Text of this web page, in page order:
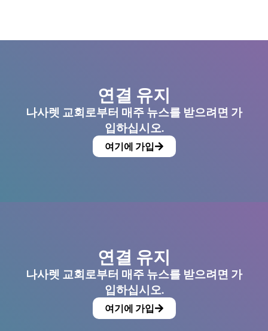
연결 유지
나사렛 교회로부터 매주 뉴스를 받으려면 가
입하십시오.
여기에 가입
연결 유지
나사렛 교회로부터 매주 뉴스를 받으려면 가
입하십시오.
여기에 가입